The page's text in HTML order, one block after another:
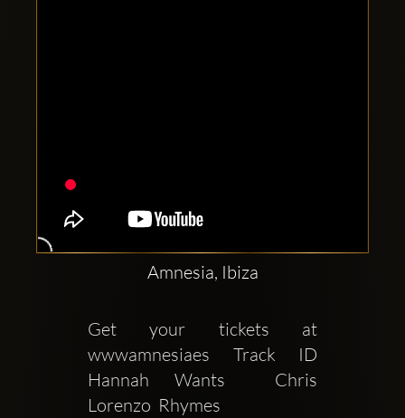
konton
Amnesia, Ibiza
Get your tickets at
wwwamnesiaes Track ID
Hannah Wants  Chris
Lorenzo  Rhymes